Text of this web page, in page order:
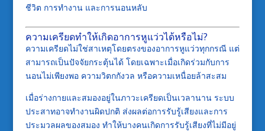
ชีวิต การทำงาน และการนอนหลับ
ความเครียดทำให้เกิดอาการหูแว่วได้หรือไม่?
ความเครียดไม่ใช่สาเหตุโดยตรงของอาการหูแว่วทุกกรณี แต่
สามารถเป็นปัจจัยกระตุ้นได้ โดยเฉพาะเมื่อเกิดร่วมกับการ
นอนไม่เพียงพอ ความวิตกกังวล หรือความเหนื่อยล้าสะสม
เมื่อร่างกายและสมองอยู่ในภาวะเครียดเป็นเวลานาน ระบบ
ประสาทอาจทำงานผิดปกติ ส่งผลต่อการรับรู้เสียงและการ
ประมวลผลของสมอง ทำให้บางคนเกิดการรับรู้เสียงที่ไม่มีอยู่